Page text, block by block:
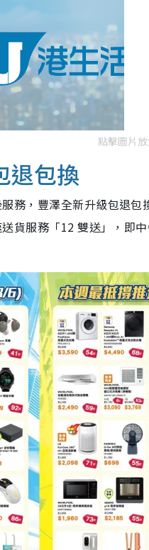
點擊圖片
退包換
務，豐澤全新升級包退
貨服務「12 雙送」，即